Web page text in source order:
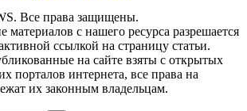
Все права защищены.
с нашего ресурса разрешается
ссылкой на страницу статьи.
на сайте взяты с открытых
порталов интернета, все права на
их законным владельцам.